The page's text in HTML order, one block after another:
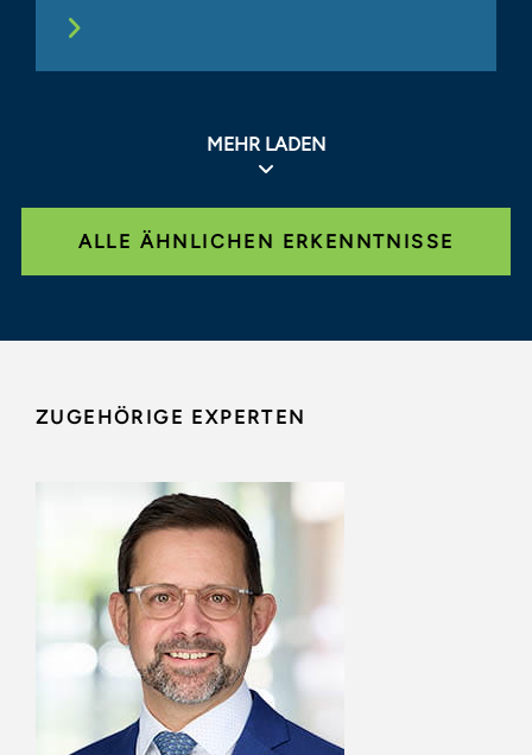
MEHR LADEN
ALLE ÄHNLICHEN ERKENNTNISSE
ZUGEHÖRIGE EXPERTEN